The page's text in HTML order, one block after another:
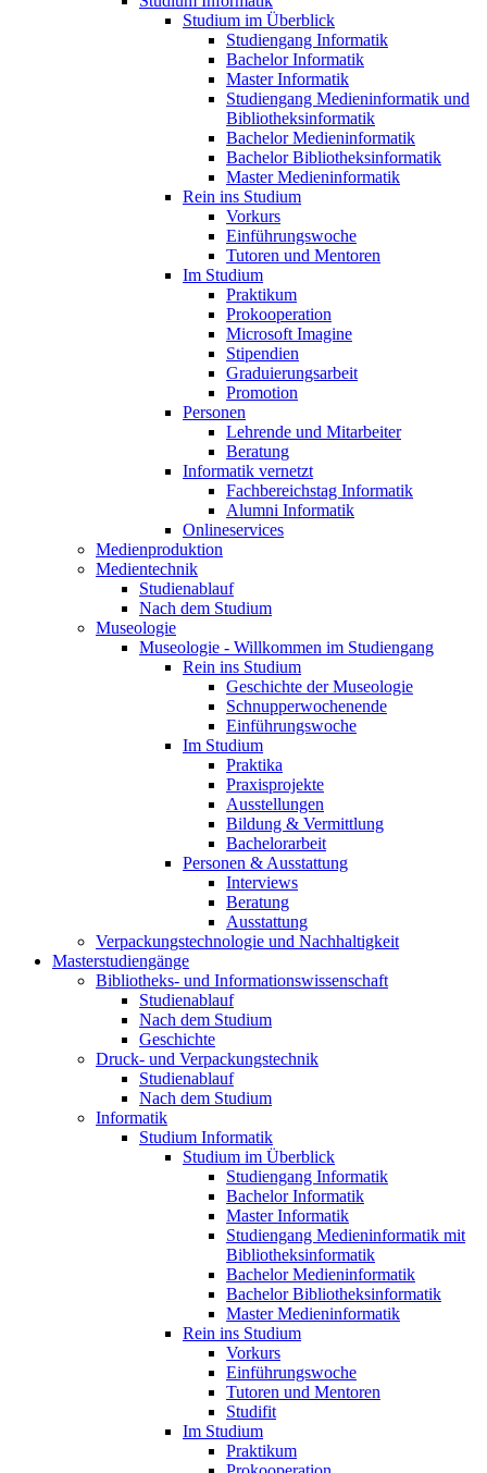
Studium im Überblick
Studiengang Informatik
Bachelor Informatik
Master Informatik
Studiengang Medieninformatik und
Bibliotheksinformatik
Bachelor Medieninformatik
Bachelor Bibliotheksinformatik
Master Medieninformatik
Rein ins Studium
Vorkurs
Einführungswoche
Tutoren und Mentoren
Im Studium
Praktikum
Prokooperation
Microsoft Imagine
Stipendien
Graduierungsarbeit
Promotion
Personen
Lehrende und Mitarbeiter
Beratung
Informatik vernetzt
Fachbereichstag Informatik
Alumni Informatik
Onlineservices
Medienproduktion
Medientechnik
Studienablauf
Nach dem Studium
Museologie
Museologie - Willkommen im Studiengang
Rein ins Studium
Geschichte der Museologie
Schnupperwochenende
Einführungswoche
Im Studium
Praktika
Praxisprojekte
Ausstellungen
Bildung & Vermittlung
Bachelorarbeit
Personen & Ausstattung
Interviews
Beratung
Ausstattung
Verpackungstechnologie und Nachhaltigkeit
Masterstudiengänge
Bibliotheks- und Informationswissenschaft
Studienablauf
Nach dem Studium
Geschichte
Druck- und Verpackungstechnik
Studienablauf
Nach dem Studium
Informatik
Studium Informatik
Studium im Überblick
Studiengang Informatik
Bachelor Informatik
Master Informatik
Studiengang Medieninformatik mit
Bibliotheksinformatik
Bachelor Medieninformatik
Bachelor Bibliotheksinformatik
Master Medieninformatik
Rein ins Studium
Vorkurs
Einführungswoche
Tutoren und Mentoren
Studifit
Im Studium
Praktikum